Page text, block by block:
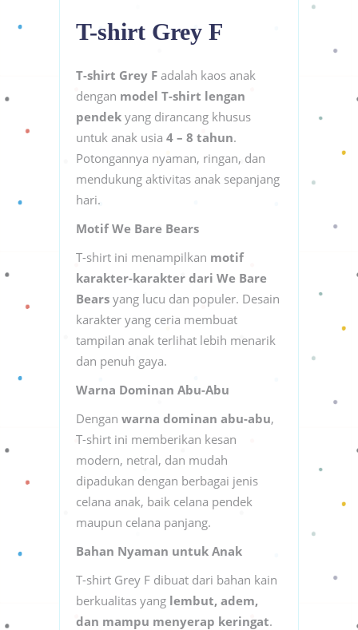
T-shirt Grey F
T-shirt Grey F adalah kaos anak
dengan model T-shirt lengan
pendek yang dirancang khusus
untuk anak usia 4 – 8 tahun.
Potongannya nyaman, ringan, dan
mendukung aktivitas anak sepanjang
hari.
Motif We Bare Bears
T-shirt ini menampilkan motif
karakter-karakter dari We Bare
Bears yang lucu dan populer. Desain
karakter yang ceria membuat
tampilan anak terlihat lebih menarik
dan penuh gaya.
Warna Dominan Abu-Abu
Dengan warna dominan abu-abu,
T-shirt ini memberikan kesan
modern, netral, dan mudah
dipadukan dengan berbagai jenis
celana anak, baik celana pendek
maupun celana panjang.
Bahan Nyaman untuk Anak
T-shirt Grey F dibuat dari bahan kain
berkualitas yang lembut, adem,
dan mampu menyerap keringat.